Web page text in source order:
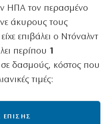
ΗΠΑ τον περασμένο
άκυρους τους
επιβάλει ο Ντόναλντ
περίπου 1
σε δασμούς, κόστος που
τιμές:
ΕΠΙΣΗΣ